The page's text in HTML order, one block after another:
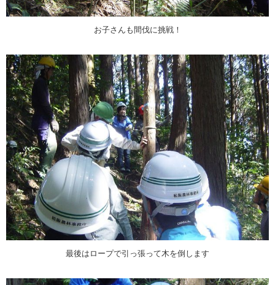
お子さんも間伐に挑戦！
最後はロープで引っ張って木を倒します